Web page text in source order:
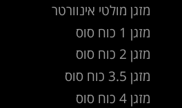
מזגן מולטי אינוורטר
מזגן 1 כוח סוס
מזגן 2 כוח סוס
מזגן 3.5 כוח סוס
מזגן 4 כוח סוס